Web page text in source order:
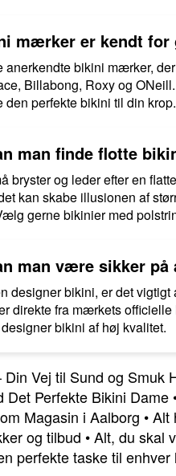
mærker er kendt for
anerkendte bikini mærker,
Billabong, Roxy og
den perfekte bikini til din krop.
man finde flotte
bryster og leder efter en
kan skabe illusionen af
gerne bikinier med
man være sikker
designer bikini, er det
direkte fra mærkets
bikini af høj kvalitet.
Vej til Sund og Smuk
Det Perfekte Bikini Dame
Magasin i Aalborg •Alt
og tilbud •Alt, du skal
perfekte taske til enhver